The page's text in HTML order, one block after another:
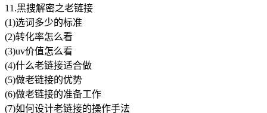
11.黑搜解密之老链接
(1)选词多少的标准
(2)转化率怎么看
(3)uv价值怎么看
(4)什么老链接适合做
(5)做老链接的优势
(6)做老链接的准备工作
(7)如何设计老链接的操作手法